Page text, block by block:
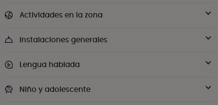
Actividades en la zona
Instalaciones generales
Lengua hablada
Niño y adolescente